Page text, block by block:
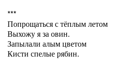
***
Попрощаться с тёплым летом
Выхожу я за овин.
Запылали алым цветом
Кисти спелые рябин.